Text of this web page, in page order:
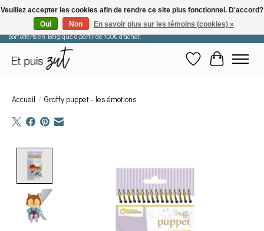
Les commandes passées après le 29 juillet seront expédiées à partir du 11 août. Frais de
port offerts en Belgique à partir de 100€ d'achat.
Liste de souhaits
Panier
Accueil / Graffy puppet - les émotions
Veuillez accepter les cookies afin de rendre ce site plus fonctionnel. D'accord?
Oui
Non En savoir plus sur les témoins (cookies) »